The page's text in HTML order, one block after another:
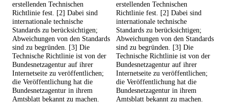
erstellenden Technischen
Richtlinie fest. [2] Dabei sind
internationale technische
Standards zu berücksichtigen;
Abweichungen von den Standards
sind zu begründen. [3] Die
Technische Richtlinie ist von der
Bundesnetzagentur auf ihrer
Internetseite zu veröffentlichen;
die Veröffentlichung hat die
Bundesnetzagentur in ihrem
Amtsblatt bekannt zu machen.
erstellenden Technischen
Richtlinie fest. [2] Dabei sind
internationale technische
Standards zu berücksichtigen;
Abweichungen von den Standards
sind zu begründen. [3] Die
Technische Richtlinie ist von der
Bundesnetzagentur auf ihrer
Internetseite zu veröffentlichen;
die Veröffentlichung hat die
Bundesnetzagentur in ihrem
Amtsblatt bekannt zu machen.